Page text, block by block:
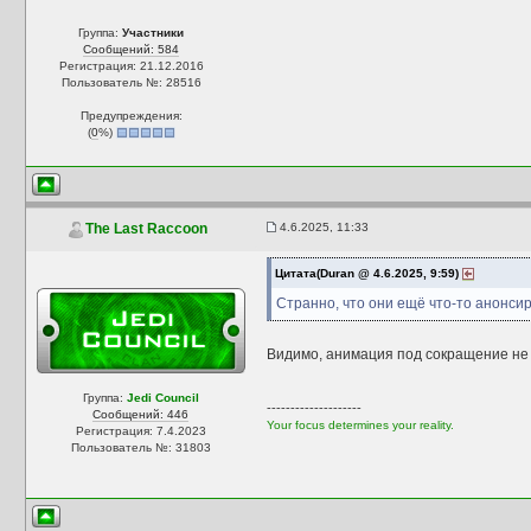
Группа:Участники
Сообщений: 584
Регистрация: 21.12.2016
Пользователь №: 28516
Предупреждения:
(0%)
The Last Raccoon 4.6.2025, 11:33
Группа: Jedi Council
Сообщений: 446
Регистрация: 7.4.2023
Пользователь №: 31803
Цитата(Duran @ 4.6.2025, 9:59)
Странно, что они ещё что-то
Видимо, анимация под сокращение не
--------------------
Your focus determines your reality.